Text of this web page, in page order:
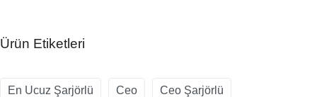
Ürün Etiketleri
En Ucuz Şarjörlü Ceo Ceo Şarjörlü